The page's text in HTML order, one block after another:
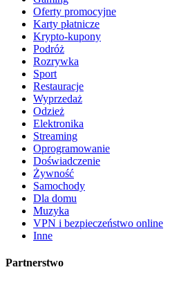
Oferty promocyjne
Karty płatnicze
Krypto-kupony
Podróż
Rozrywka
Sport
Restauracje
Wyprzedaż
Odzież
Elektronika
Streaming
Oprogramowanie
Doświadczenie
Żywność
Samochody
Dla domu
Muzyka
VPN i bezpieczeństwo online
Inne
Partnerstwo